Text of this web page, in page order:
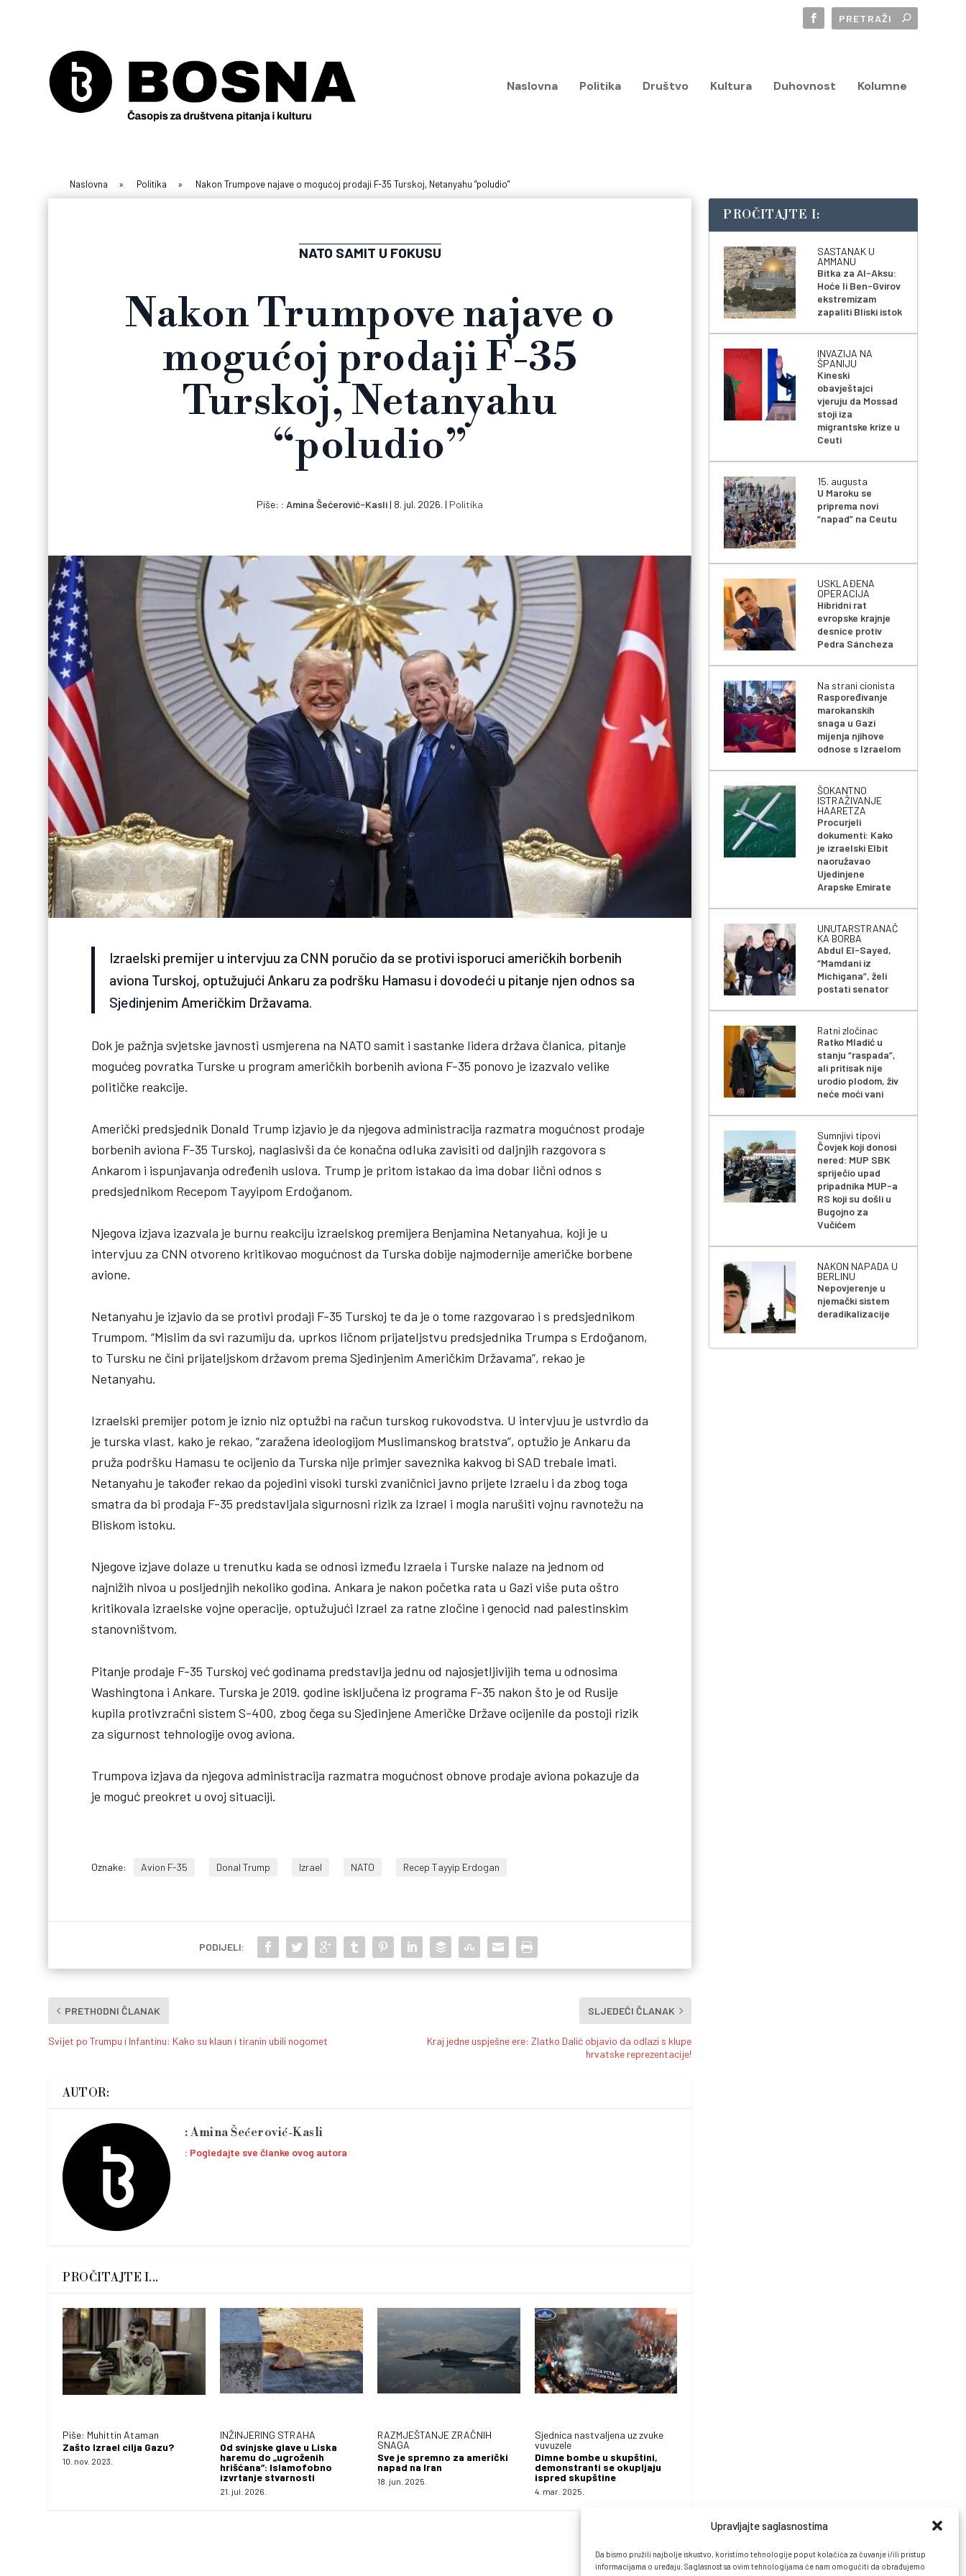
Upravljajte saglasnostima
Da bismo pružili najbolje iskustvo, koristimo tehnologije poput kolačića za čuvanje i/ili pristup
informacijama o uređaju. Saglasnost sa ovim tehnologijama će nam omogućiti da obrađujemo
Naslovna Politika Društvo Kultura Duhovnost Kolumne
Naslovna » Politika » Nakon Trumpove najave o mogućoj prodaji F-35 Turskoj, Netanyahu “poludio”
NATO SAMIT U FOKUSU
Nakon Trumpove najave o
mogućoj prodaji F-35
Turskoj, Netanyahu
“poludio”
Piše: Amina Šećerović-Kasli | 8. jul. 2026. | Politika
Izraelski premijer u intervjuu za CNN poručio da se protivi isporuci američkih borbenih
aviona Turskoj, optužujući Ankaru za podršku Hamasu i dovodeći u pitanje njen odnos sa
Sjedinjenim Američkim Državama.
Dok je pažnja svjetske javnosti usmjerena na NATO samit i sastanke lidera država članica, pitanje
mogućeg povratka Turske u program američkih borbenih aviona F-35 ponovo je izazvalo velike
političke reakcije.
Američki predsjednik Donald Trump izjavio je da njegova administracija razmatra mogućnost prodaje
borbenih aviona F-35 Turskoj, naglasivši da će konačna odluka zavisiti od daljnjih razgovora s
Ankarom i ispunjavanja određenih uslova. Trump je pritom istakao da ima dobar lični odnos s
predsjednikom Recepom Tayyipom Erdoğanom.
Njegova izjava izazvala je burnu reakciju izraelskog premijera Benjamina Netanyahua, koji je u
intervjuu za CNN otvoreno kritikovao mogućnost da Turska dobije najmodernije američke borbene
avione.
Netanyahu je izjavio da se protivi prodaji F-35 Turskoj te da je o tome razgovarao i s predsjednikom
Trumpom. “Mislim da svi razumiju da, uprkos ličnom prijateljstvu predsjednika Trumpa s Erdoğanom,
to Tursku ne čini prijateljskom državom prema Sjedinjenim Američkim Državama”, rekao je
Netanyahu.
Izraelski premijer potom je iznio niz optužbi na račun turskog rukovodstva. U intervjuu je ustvrdio da
je turska vlast, kako je rekao, “zaražena ideologijom Muslimanskog bratstva”, optužio je Ankaru da
pruža podršku Hamasu te ocijenio da Turska nije primjer saveznika kakvog bi SAD trebale imati.
Netanyahu je također rekao da pojedini visoki turski zvaničnici javno prijete Izraelu i da zbog toga
smatra da bi prodaja F-35 predstavljala sigurnosni rizik za Izrael i mogla narušiti vojnu ravnotežu na
Bliskom istoku.
Njegove izjave dolaze u trenutku kada se odnosi između Izraela i Turske nalaze na jednom od
najnižih nivoa u posljednjih nekoliko godina. Ankara je nakon početka rata u Gazi više puta oštro
kritikovala izraelske vojne operacije, optužujući Izrael za ratne zločine i genocid nad palestinskim
stanovništvom.
Pitanje prodaje F-35 Turskoj već godinama predstavlja jednu od najosjetljivijih tema u odnosima
Washingtona i Ankare. Turska je 2019. godine isključena iz programa F-35 nakon što je od Rusije
kupila protivzračni sistem S-400, zbog čega su Sjedinjene Američke Države ocijenile da postoji rizik
za sigurnost tehnologije ovog aviona.
Trumpova izjava da njegova administracija razmatra mogućnost obnove prodaje aviona pokazuje da
je moguć preokret u ovoj situaciji.
Oznake: Avion F-35 Donal Trump Izrael NATO Recep Tayyip Erdogan
PODIJELI:
PRETHODNI ČLANAK
Svijet po Trumpu i Infantinu: Kako su klaun i tiranin ubili nogomet
SLJEDEĆI ČLANAK
Kraj jedne uspješne ere: Zlatko Dalić objavio da odlazi s klupe
hrvatske reprezentacije!
AUTOR:
Amina Šećerović-Kasli
Pogledajte sve članke ovog autora
PROČITAJTE I...
Piše: Muhittin Ataman
Zašto Izrael cilja Gazu?
10. nov. 2023.
INŽINJERING STRAHA
Od svinjske glave u Liska
haremu do „ugroženih
hrišćana“: Islamofobno
izvrtanje stvarnosti
21. jul. 2026.
RAZMJEŠTANJE ZRAČNIH
SNAGA
Sve je spremno za američki
napad na Iran
18. jun. 2025.
Sjednica nastvaljena uz zvuke
vuvuzele
Dimne bombe u skupštini,
demonstranti se okupljaju
ispred skupštine
4. mar. 2025.
PROČITAJTE I:
SASTANAK U
AMMANU
Bitka za Al-Aksu:
Hoće li Ben-Gvirov
ekstremizam
zapaliti Bliski istok
INVAZIJA NA
ŠPANIJU
Kineski
obavještajci
vjeruju da Mossad
stoji iza
migrantske krize u
Ceuti
15. augusta
U Maroku se
priprema novi
“napad” na Ceutu
USKLAĐENA
OPERACIJA
Hibridni rat
evropske krajnje
desnice protiv
Pedra Sáncheza
Na strani cionista
Raspoređivanje
marokanskih
snaga u Gazi
mijenja njihove
odnose s Izraelom
ŠOKANTNO
ISTRAŽIVANJE
HAARETZA
Procurjeli
dokumenti: Kako
je izraelski Elbit
naoružavao
Ujedinjene
Arapske Emirate
UNUTARSTRANAČ
KA BORBA
Abdul El-Sayed,
“Mamdani iz
Michigana”, želi
postati senator
Ratni zločinac
Ratko Mladić u
stanju “raspada”,
ali pritisak nije
urodio plodom, živ
neće moći vani
Sumnjivi tipovi
Čovjek koji donosi
nered: MUP SBK
spriječio upad
pripadnika MUP-a
RS koji su došli u
Bugojno za
Vučićem
NAKON NAPADA U
BERLINU
Nepovjerenje u
njemački sistem
deradikalizacije